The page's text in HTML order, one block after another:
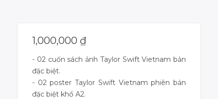
1,000,000 ₫
- 02 cuốn sách ảnh Taylor Swift Vietnam bản
đặc biệt.
- 02 poster Taylor Swift Vietnam phiên bản
đặc biệt khổ A2.